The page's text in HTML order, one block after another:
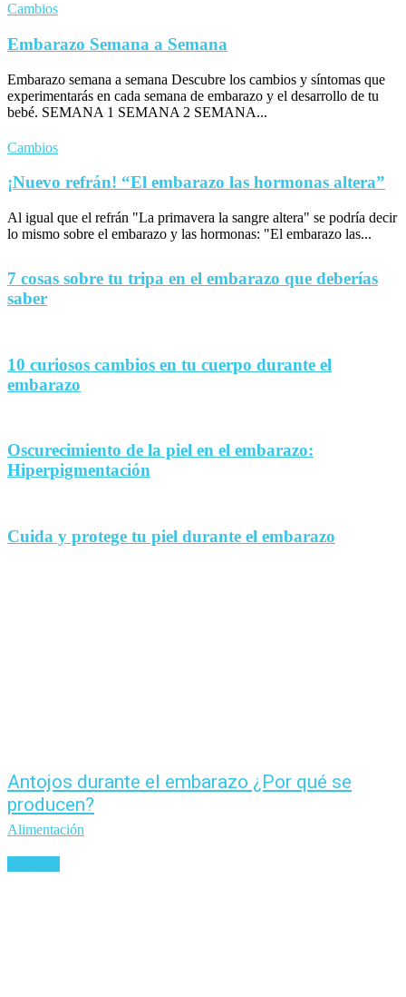
Cambios
Embarazo Semana a Semana
Embarazo semana a semana Descubre los cambios y síntomas que
experimentarás en cada semana de embarazo y el desarrollo de tu
bebé. SEMANA 1 SEMANA 2 SEMANA...
Cambios
¡Nuevo refrán! “El embarazo las hormonas altera”
Al igual que el refrán "La primavera la sangre altera" se podría decir
lo mismo sobre el embarazo y las hormonas: "El embarazo las...
7 cosas sobre tu tripa en el embarazo que deberías
saber
10 curiosos cambios en tu cuerpo durante el
embarazo
Oscurecimiento de la piel en el embarazo:
Hiperpigmentación
Cuida y protege tu piel durante el embarazo
Antojos durante el embarazo ¿Por qué se
producen?
Alimentación